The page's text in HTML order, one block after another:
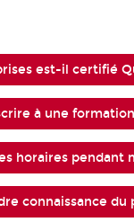
est-il certifié
à une
horaires pendant
connaissance du